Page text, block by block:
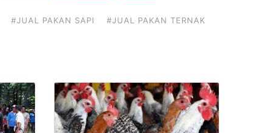
#JUAL PAKAN SAPI #JUAL PAKAN TERNAK